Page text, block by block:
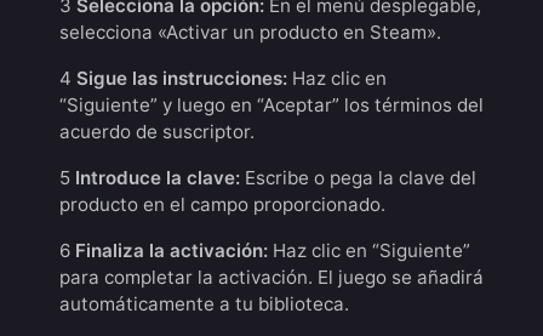
3 Selecciona la opción: En el menú desplegable,
selecciona «Activar un producto en Steam».
4 Sigue las instrucciones: Haz clic en
“Siguiente” y luego en “Aceptar” los términos del
acuerdo de suscriptor.
5 Introduce la clave: Escribe o pega la clave del
producto en el campo proporcionado.
6 Finaliza la activación: Haz clic en “Siguiente”
para completar la activación. El juego se añadirá
automáticamente a tu biblioteca.